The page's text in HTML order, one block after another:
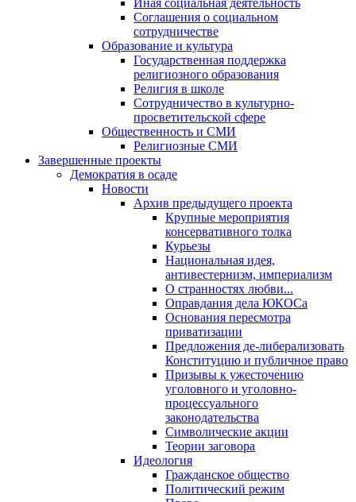
Иная социальная деятельность
Соглашения о социальном
сотрудничестве
Образование и культура
Государственная поддержка
религиозного образования
Религия в школе
Сотрудничество в культурно-
просветительской сфере
Общественность и СМИ
Религиозные СМИ
Завершенные проекты
Демократия в осаде
Новости
Архив предыдущего проекта
Крупные мероприятия
консервативного толка
Курьезы
Национальная идея,
антивестернизм, империализм
О странностях любви...
Оправдания дела ЮКОСа
Основания пересмотра
приватизации
Предложения де-либерализовать
Конституцию и публичное право
Призывы к ужесточению
уголовного и уголовно-
процессуального
законодательства
Символические акции
Теории заговора
Идеология
Гражданское общество
Политический режим